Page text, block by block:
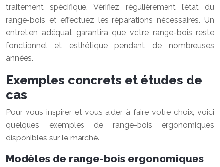
traitement spécifique. Vérifiez régulièrement l’état du
range-bois et effectuez les réparations nécessaires. Un
entretien adéquat garantira que votre range-bois reste
fonctionnel et esthétique pendant de nombreuses
années.
Exemples concrets et études de
cas
Pour vous inspirer et vous aider à faire votre choix, voici
quelques exemples de range-bois ergonomiques
disponibles sur le marché.
Modèles de range-bois ergonomiques